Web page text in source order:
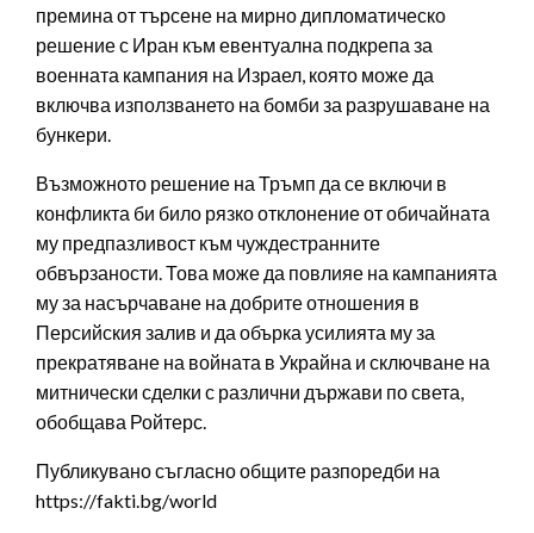
премина от търсене на мирно дипломатическо
решение с Иран към евентуална подкрепа за
военната кампания на Израел, която може да
включва използването на бомби за разрушаване на
бункери.
Възможното решение на Тръмп да се включи в
конфликта би било рязко отклонение от обичайната
му предпазливост към чуждестранните
обвързаности. Това може да повлияе на кампанията
му за насърчаване на добрите отношения в
Персийския залив и да обърка усилията му за
прекратяване на войната в Украйна и сключване на
митнически сделки с различни държави по света,
обобщава Ройтерс.
Публикувано съгласно общите разпоредби на
https://fakti.bg/world